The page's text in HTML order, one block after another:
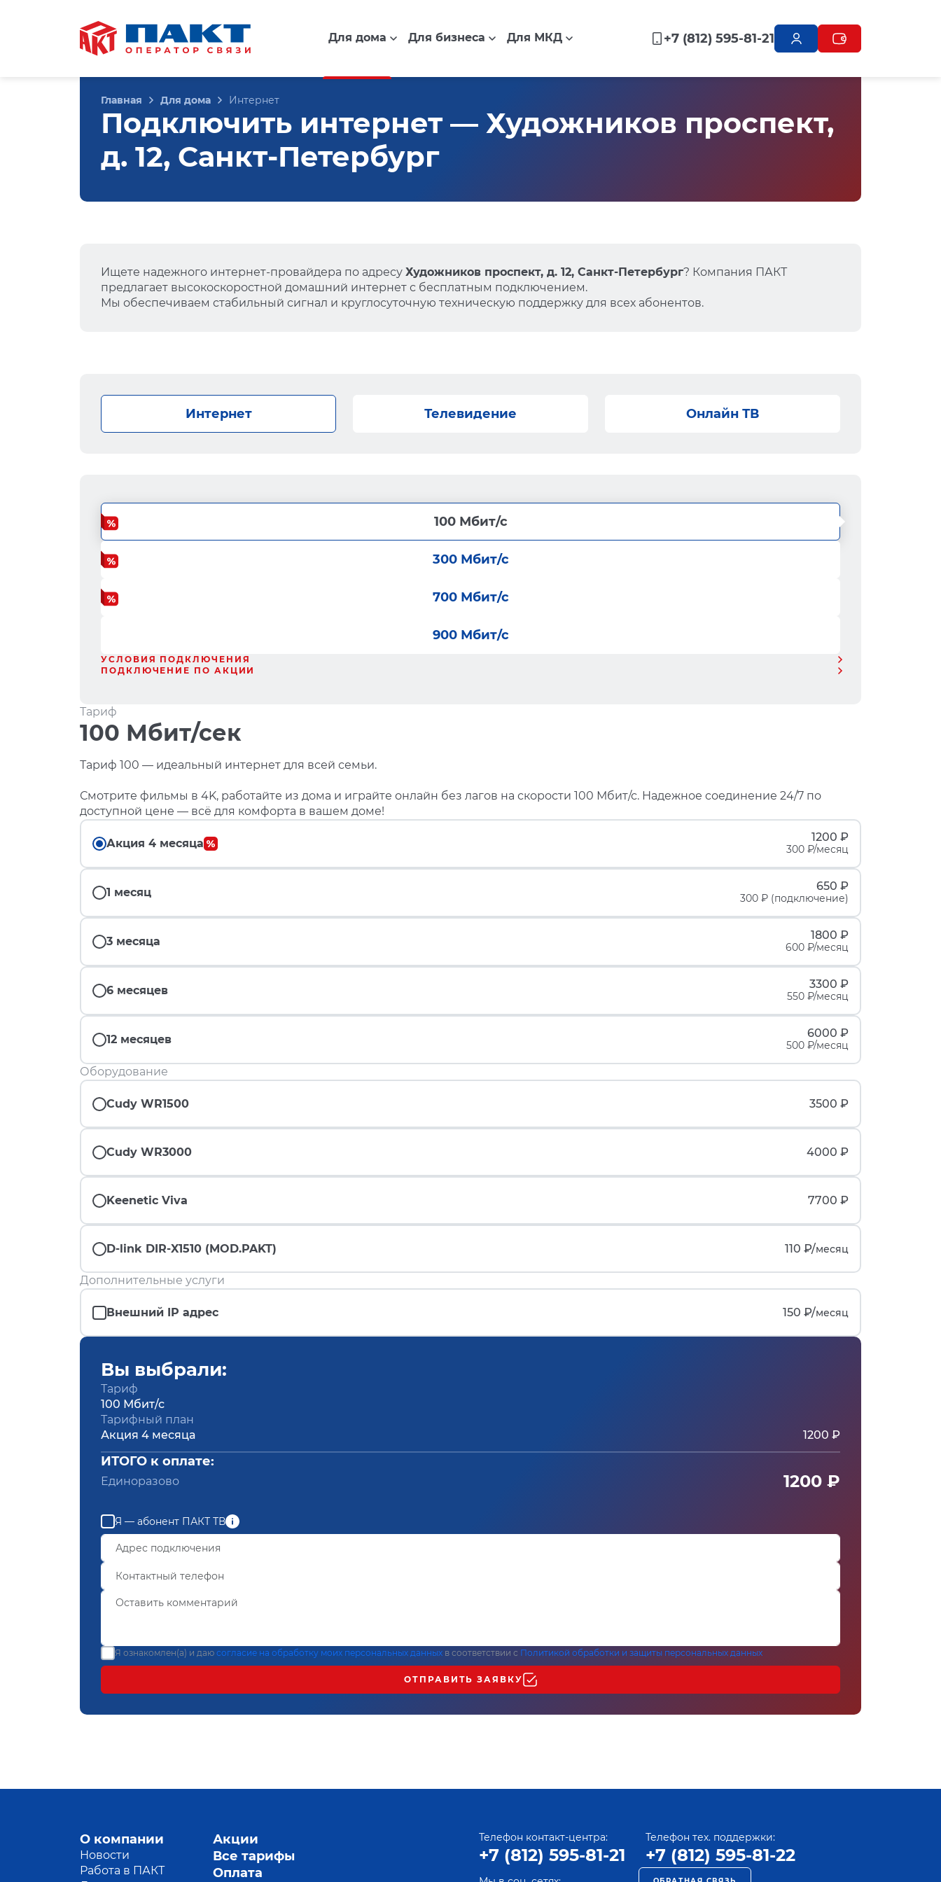
Для дома Для бизнеса Для МКД +7 (812) 595-81-21
Главная Для дома Интернет
Подключить интернет — Художников проспект,
д. 12, Санкт-Петербург
Ищете надежного интернет-провайдера по адресу Художников проспект, д. 12, Санкт-Петербург? Компания ПАКТ
предлагает высокоскоростной домашний интернет с бесплатным подключением.
Мы обеспечиваем стабильный сигнал и круглосуточную техническую поддержку для всех абонентов.
Интернет Телевидение Онлайн ТВ
100 Мбит/с
300 Мбит/с
700 Мбит/с
900 Мбит/с
УСЛОВИЯ ПОДКЛЮЧЕНИЯ
ПОДКЛЮЧЕНИЕ ПО АКЦИИ
Тариф
100 Мбит/сек
Тариф 100 — идеальный интернет для всей семьи.
Смотрите фильмы в 4K, работайте из дома и играйте онлайн без лагов на скорости 100 Мбит/с. Надежное соединение 24/7 по
доступной цене — всё для комфорта в вашем доме!
Акция 4 месяца 1200 ₽
300 ₽/месяц
1 месяц 650 ₽
300 ₽ (подключение)
3 месяца 1800 ₽
600 ₽/месяц
6 месяцев 3300 ₽
550 ₽/месяц
12 месяцев 6000 ₽
500 ₽/месяц
Оборудование
Cudy WR1500 3500 ₽
Cudy WR3000 4000 ₽
Keenetic Viva 7700 ₽
D-link DIR-X1510 (MOD.PAKT) 110 ₽/месяц
Дополнительные услуги
Внешний IP адрес 150 ₽/месяц
Вы выбрали:
Тариф
100 Мбит/с
Тарифный план
Акция 4 месяца
1200 ₽
ИТОГО к оплате:
Единоразово 1200 ₽
Я — абонент ПАКТ ТВ
Я ознакомлен(а) и даю согласие на обработку моих персональных данных в соответствии с Политикой обработки и защиты персональных данных
ОТПРАВИТЬ ЗАЯВКУ
О компании
Новости
Работа в ПАКТ
Акции
Все тарифы
Оплата
Телефон контакт-центра:
+7 (812) 595-81-21
Телефон тех. поддержки:
+7 (812) 595-81-22